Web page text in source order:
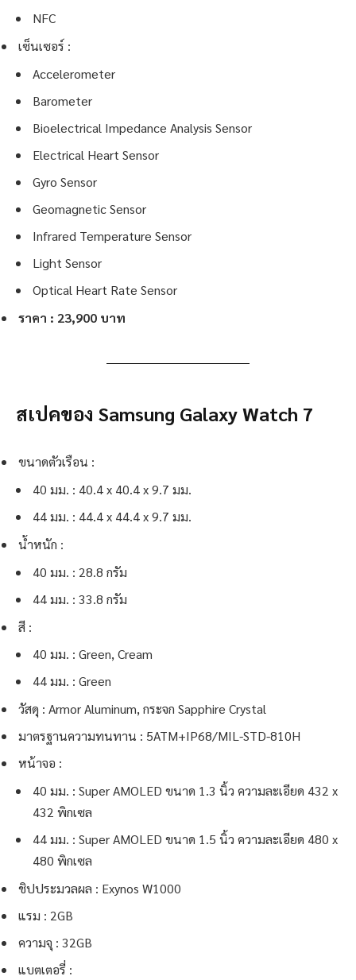
NFC
เซ็นเซอร์ :
Accelerometer
Barometer
Bioelectrical Impedance Analysis Sensor
Electrical Heart Sensor
Gyro Sensor
Geomagnetic Sensor
Infrared Temperature Sensor
Light Sensor
Optical Heart Rate Sensor
ราคา : 23,900 บาท
สเปคของ Samsung Galaxy Watch 7
ขนาดตัวเรือน :
40 มม. : 40.4 x 40.4 x 9.7 มม.
44 มม. : 44.4 x 44.4 x 9.7 มม.
น้ำหนัก :
40 มม. : 28.8 กรัม
44 มม. : 33.8 กรัม
สี :
40 มม. : Green, Cream
44 มม. : Green
วัสดุ : Armor Aluminum, กระจก Sapphire Crystal
มาตรฐานความทนทาน : 5ATM+IP68/MIL-STD-810H
หน้าจอ :
40 มม. : Super AMOLED ขนาด 1.3 นิ้ว ความละเอียด 432 x
432 พิกเซล
44 มม. : Super AMOLED ขนาด 1.5 นิ้ว ความละเอียด 480 x
480 พิกเซล
ชิปประมวลผล : Exynos W1000
แรม : 2GB
ความจุ : 32GB
แบตเตอรี่ :